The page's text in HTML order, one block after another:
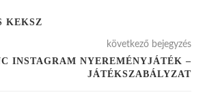
KEKSZ
következő bejegyzés
INSTAGRAM NYEREMÉNYJÁTÉK –
JÁTÉKSZABÁLYZAT